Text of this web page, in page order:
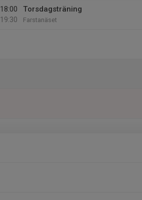
18:00
19:30
Torsdagsträning
Farstanäset